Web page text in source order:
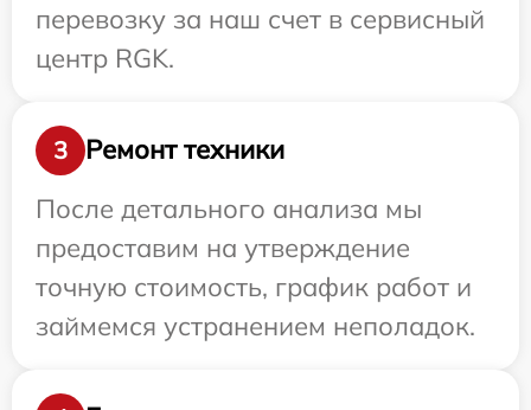
перевозку за наш счет в сервисный
центр RGK.
3
Ремонт техники
После детального анализа мы
предоставим на утверждение
точную стоимость, график работ и
займемся устранением неполадок.